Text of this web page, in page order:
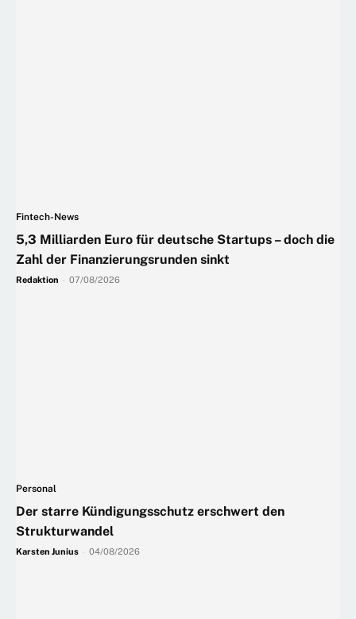
Fintech-News
5,3 Milliarden Euro für deutsche Startups – doch die
Zahl der Finanzierungsrunden sinkt
Redaktion 07/08/2026
Personal
Der starre Kündigungsschutz erschwert den
Strukturwandel
Karsten Junius 04/08/2026